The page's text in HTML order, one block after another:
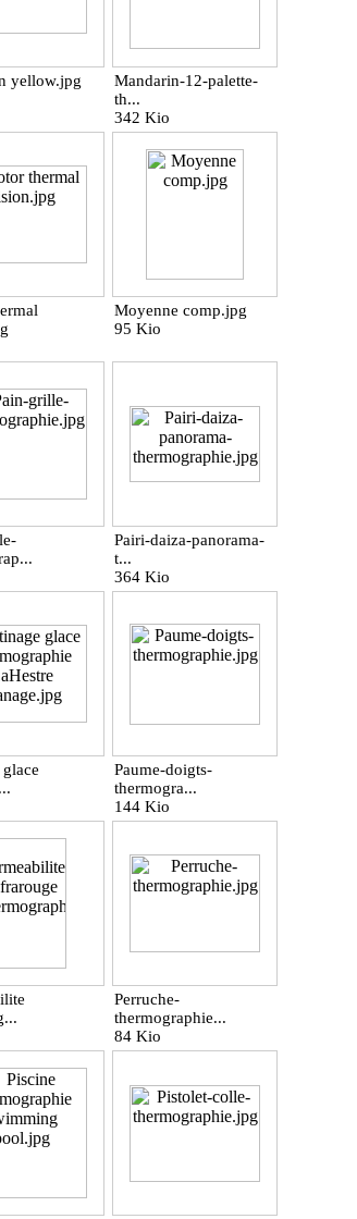
yellow.jpg
Mandarin-12-palette-
th...
342 Kio
Moyenne comp.jpg
95 Kio
Pairi-daiza-panorama-
t...
364 Kio
Paume-doigts-
thermogra...
144 Kio
Perruche-
thermographie...
84 Kio